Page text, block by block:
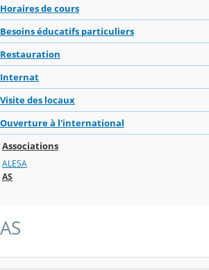
Horaires de cours
Besoins éducatifs particuliers
Restauration
Internat
Visite des locaux
Ouverture à l'international
Associations
ALESA
AS
AS